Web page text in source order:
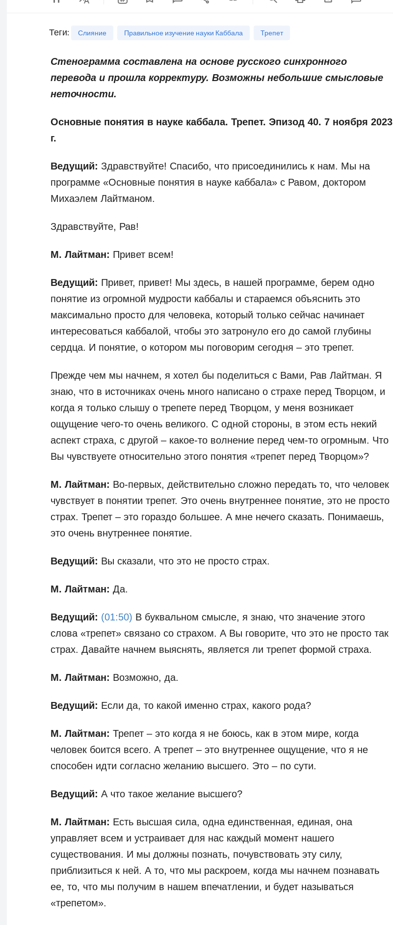
Теги: Слияние Правильное изучение науки Каббала Трепет
Стенограмма составлена на основе русского синхронного
перевода и прошла корректуру. Возможны небольшие смысловые
неточности.
Основные понятия в науке каббала. Трепет. Эпизод 40. 7 ноября 2023
г.
Ведущий: Здравствуйте! Спасибо, что присоединились к нам. Мы на
программе «Основные понятия в науке каббала» с Равом, доктором
Михаэлем Лайтманом.
Здравствуйте, Рав!
М. Лайтман: Привет всем!
Ведущий: Привет, привет! Мы здесь, в нашей программе, берем одно
понятие из огромной мудрости каббалы и стараемся объяснить это
максимально просто для человека, который только сейчас начинает
интересоваться каббалой, чтобы это затронуло его до самой глубины
сердца. И понятие, о котором мы поговорим сегодня – это трепет.
Прежде чем мы начнем, я хотел бы поделиться с Вами, Рав Лайтман. Я
знаю, что в источниках очень много написано о страхе перед Творцом, и
когда я только слышу о трепете перед Творцом, у меня возникает
ощущение чего-то очень великого. С одной стороны, в этом есть некий
аспект страха, с другой – какое-то волнение перед чем-то огромным. Что
Вы чувствуете относительно этого понятия «трепет перед Творцом»?
М. Лайтман: Во-первых, действительно сложно передать то, что человек
чувствует в понятии трепет. Это очень внутреннее понятие, это не просто
страх. Трепет – это гораздо большее. А мне нечего сказать. Понимаешь,
это очень внутреннее понятие.
Ведущий: Вы сказали, что это не просто страх.
М. Лайтман: Да.
Ведущий: (01:50) В буквальном смысле, я знаю, что значение этого
слова «трепет» связано со страхом. А Вы говорите, что это не просто так
страх. Давайте начнем выяснять, является ли трепет формой страха.
М. Лайтман: Возможно, да.
Ведущий: Если да, то какой именно страх, какого рода?
М. Лайтман: Трепет – это когда я не боюсь, как в этом мире, когда
человек боится всего. А трепет – это внутреннее ощущение, что я не
способен идти согласно желанию высшего. Это – по сути.
Ведущий: А что такое желание высшего?
М. Лайтман: Есть высшая сила, одна единственная, единая, она
управляет всем и устраивает для нас каждый момент нашего
существования. И мы должны познать, почувствовать эту силу,
приблизиться к ней. А то, что мы раскроем, когда мы начнем познавать
ее, то, что мы получим в нашем впечатлении, и будет называться
«трепетом».